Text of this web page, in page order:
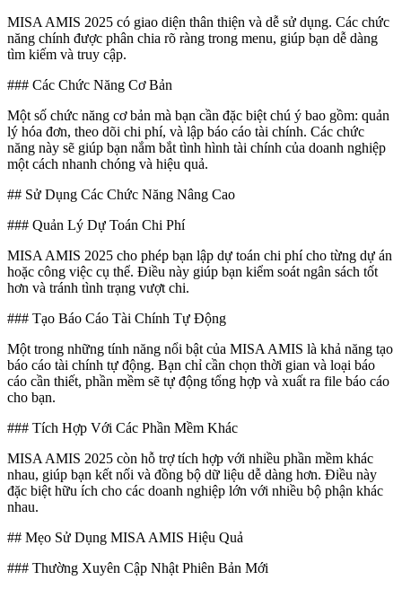
MISA AMIS 2025 có giao diện thân thiện và dễ sử dụng. Các chức
năng chính được phân chia rõ ràng trong menu, giúp bạn dễ dàng
tìm kiếm và truy cập.
### Các Chức Năng Cơ Bản
Một số chức năng cơ bản mà bạn cần đặc biệt chú ý bao gồm: quản
lý hóa đơn, theo dõi chi phí, và lập báo cáo tài chính. Các chức
năng này sẽ giúp bạn nắm bắt tình hình tài chính của doanh nghiệp
một cách nhanh chóng và hiệu quả.
## Sử Dụng Các Chức Năng Nâng Cao
### Quản Lý Dự Toán Chi Phí
MISA AMIS 2025 cho phép bạn lập dự toán chi phí cho từng dự án
hoặc công việc cụ thể. Điều này giúp bạn kiểm soát ngân sách tốt
hơn và tránh tình trạng vượt chi.
### Tạo Báo Cáo Tài Chính Tự Động
Một trong những tính năng nổi bật của MISA AMIS là khả năng tạo
báo cáo tài chính tự động. Bạn chỉ cần chọn thời gian và loại báo
cáo cần thiết, phần mềm sẽ tự động tổng hợp và xuất ra file báo cáo
cho bạn.
### Tích Hợp Với Các Phần Mềm Khác
MISA AMIS 2025 còn hỗ trợ tích hợp với nhiều phần mềm khác
nhau, giúp bạn kết nối và đồng bộ dữ liệu dễ dàng hơn. Điều này
đặc biệt hữu ích cho các doanh nghiệp lớn với nhiều bộ phận khác
nhau.
## Mẹo Sử Dụng MISA AMIS Hiệu Quả
### Thường Xuyên Cập Nhật Phiên Bản Mới